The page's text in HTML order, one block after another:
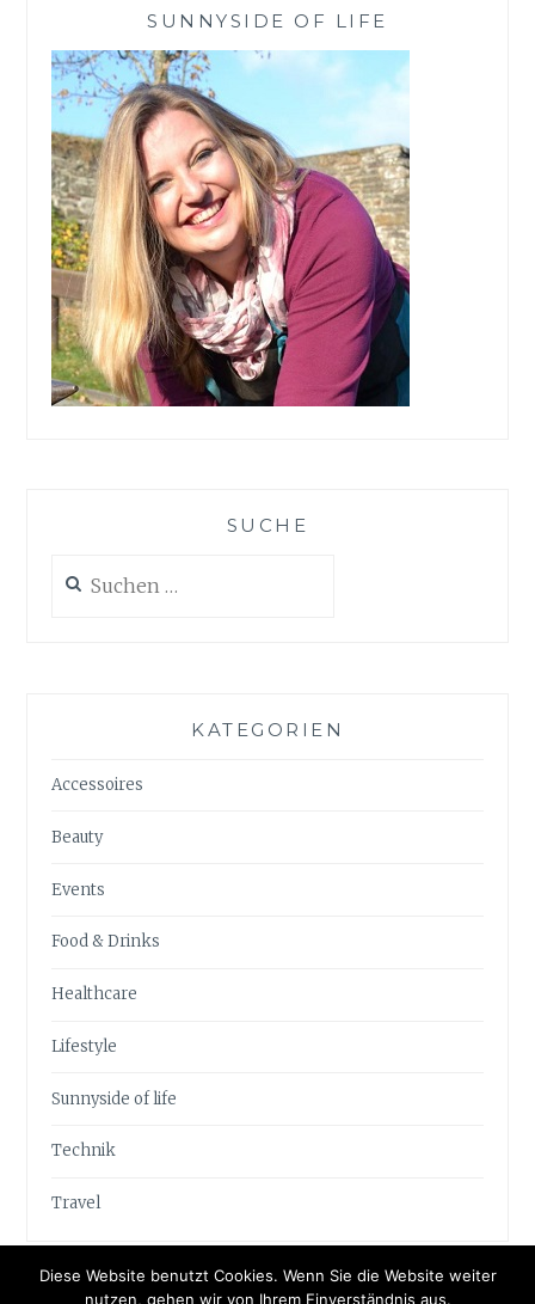
SUNNYSIDE OF LIFE
SUCHE
nach:
KATEGORIEN
Accessoires
Beauty
Events
Food & Drinks
Healthcare
Lifestyle
Sunnyside of life
Technik
Travel
Diese Website benutzt Cookies. Wenn Sie die Website weiter
nutzen, gehen wir von Ihrem Einverständnis aus.